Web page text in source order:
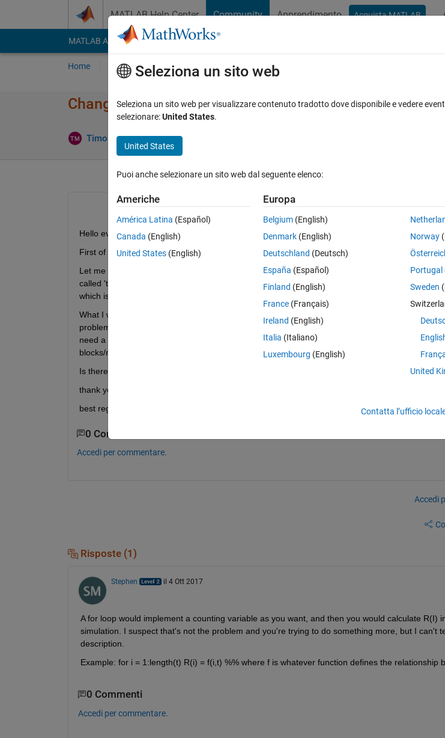
MATLAB Help Center Community Apprendimento Acquista MATLAB
MATLAB Answers File Exchange Cody
Home Poni una domanda Risposta Naviga
Changing parameters of a block for different simulation
Timo 4 Ott 2017 1 Risposta
Hello everybody,
First of all I am working with Simscape but this should not affect the way how to solve the
Let me explain what I am doing. I made a Simulink model with discrete sample points. The
called 't' (e.g. t = [0:1:100]). My Simscape model is built with Resistances which are
which is defined in the workspace of matlab.
What I want to do is: I want to change the value of 'R' in dependency of the sample time steps.
problem is, I defined a vector 'R' with the same length as the sample time (length® == length(t)).
need a counting variable 'i', which counts up like i = i + 1 for each simulation step, so I can
blocks/resistances with 'R(i)'.
Is there any way to solve this problem or are there other ways to change parameters for each
thank you very much,
best regards Timo
0 Commenti
Accedi per commentare.
Accedi
Risposte (1)
Stephen il 4 Ott 2017
A for loop would implement a counting variable as you want, and then you would calculate R(I)
simulation. I suspect that's not the problem and you're trying to do something more, but I can't
description.
Example: for i = 1:length(t) R(i) = f(i,t) %% where f is whatever function defines the relationship
0 Commenti
Accedi per commentare.
Seleziona un sito web
Seleziona un sito web per visualizzare contenuto tradotto dove disponibile e vedere
selezionare:United States.
United States
Puoi anche selezionare un sito web dal seguente elenco:
Americhe
América Latina (Español)
Canada (English)
United States (English)
Europa
Belgium (English)
Denmark (English)
Deutschland (Deutsch)
España (Español)
Finland (English)
France (Français)
Ireland (English)
Italia (Italiano)
Luxembourg (English)
Norway
Portugal
Sweden
United
Contatta l’ufficio